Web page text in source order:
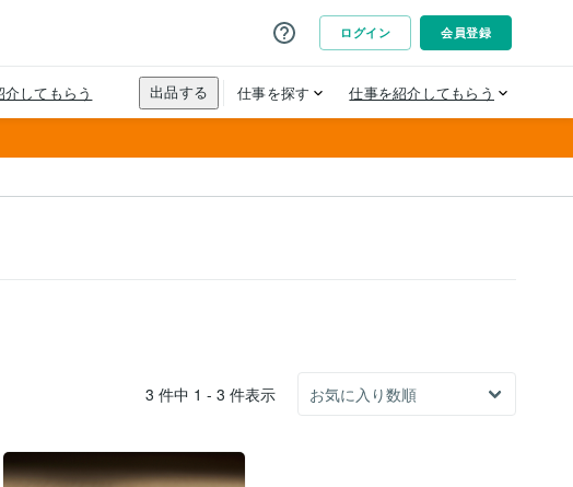
3 件中 1 - 3 件表示